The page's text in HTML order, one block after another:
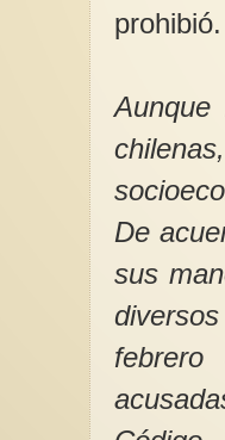
prohibió.
De
sus